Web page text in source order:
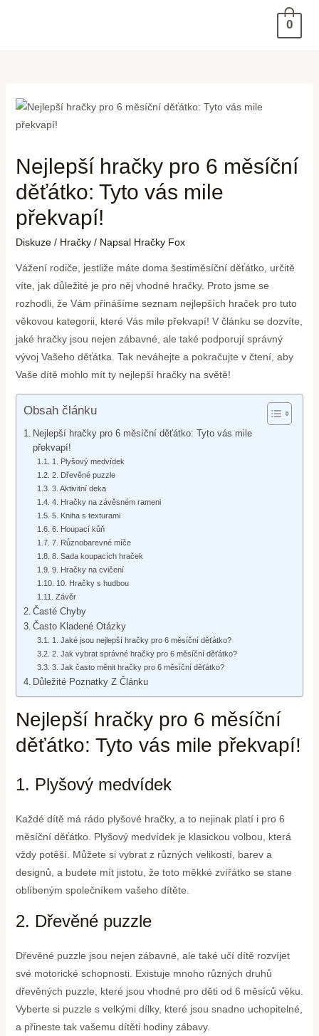
0
Nejlepší hračky pro 6 měsíční
děťátko: Tyto vás mile
překvapí!
Diskuze / Hračky/ Napsal Hračky Fox
Vážení rodiče, jestliže máte doma šestiměsíční děťátko, určitě
víte, jak důležité je pro něj vhodné hračky. Proto jsme se
rozhodli, že Vám přinášíme seznam nejlepších hraček pro tuto
věkovou kategorii, které Vás mile překvapí! V článku se dozvíte,
jaké hračky jsou nejen zábavné, ale také podporují správný
vývoj Vašeho děťátka. Tak neváhejte a pokračujte v čtení, aby
Vaše dítě mohlo mít ty nejlepší hračky na světě!
Obsah článku
Nejlepší hračky pro 6 měsíční děťátko: Tyto vás mile
překvapí!
1. Plyšový medvídek
2. Dřevěné puzzle
3. Aktivitní deka
4. Hračky na závěsném rameni
5. Kniha s texturami
6. Houpací kůň
7. Různobarevné míče
8. Sada koupacích hraček
9. Hračky na cvičení
10. Hračky s hudbou
Závěr
Časté Chyby
Často Kladené Otázky
1. Jaké jsou nejlepší hračky pro 6 měsíční děťátko?
2. Jak vybrat správné hračky pro 6 měsíční děťátko?
3. Jak často měnit hračky pro 6 měsíční děťátko?
Důležité Poznatky Z Článku
Nejlepší hračky pro 6 měsíční
děťátko: Tyto vás mile překvapí!
1. Plyšový medvídek
Každé dítě má rádo plyšové hračky, a to nejinak platí i pro 6
měsíční děťátko. Plyšový medvídek je klasickou volbou, která
vždy potěší. Můžete si vybrat z různých velikostí, barev a
designů, a budete mít jistotu, že toto měkké zvířátko se stane
oblíbeným společníkem vašeho dítěte.
2. Dřevěné puzzle
Dřevěné puzzle jsou nejen zábavné, ale také učí dítě rozvíjet
své motorické schopnosti. Existuje mnoho různých druhů
dřevěných puzzle, které jsou vhodné pro děti od 6 měsíců věku.
Vyberte si puzzle s velkými dílky, které jsou snadno uchopitelné,
a přineste tak vašemu dítěti hodiny zábavy.